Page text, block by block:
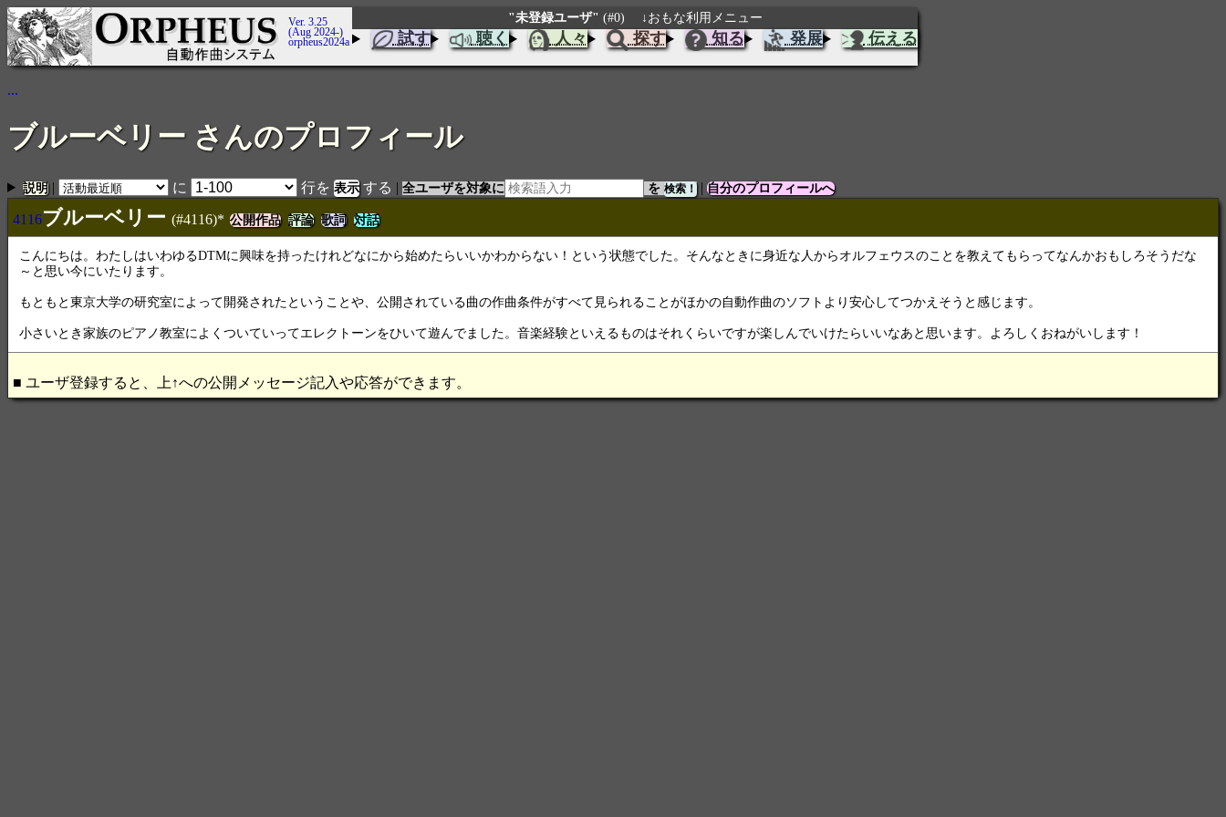
Ver. 3.25
(Aug 2024-)
orpheus2024a
"未登録ユーザ" (#0) ↓おもな利用メニュー
試す 聴く 人々 探す 知る 発展 伝える
...
ブルーベリー さんのプロフィール
説明| に 行を する | 全ユーザを対象に を | 自分のプロフィールへ
4116ブルーベリー (#4116)* 公開作品 評論 歌詞 対話
こんにちは。わたしはいわゆるDTMに興味を持ったけれどなにから始めたらいいかわからない！という状態でした。そんなときに身近な人からオルフェウスのことを教えてもらってなんかおもしろそうだな
～と思い今にいたります。
もともと東京大学の研究室によって開発されたということや、公開されている曲の作曲条件がすべて見られることがほかの自動作曲のソフトより安心してつかえそうと感じます。
小さいとき家族のピアノ教室によくついていってエレクトーンをひいて遊んでました。音楽経験といえるものはそれくらいですが楽しんでいけたらいいなあと思います。よろしくおねがいします！
■ ユーザ登録すると、上↑への公開メッセージ記入や応答ができます。